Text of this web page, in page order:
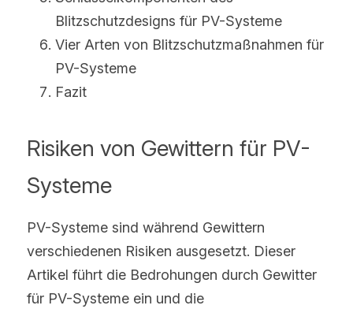
Blitzschutzdesigns für PV-Systeme
Vier Arten von Blitzschutzmaßnahmen für
PV-Systeme
Fazit
Risiken von Gewittern für PV-
Systeme
PV-Systeme sind während Gewittern
verschiedenen Risiken ausgesetzt. Dieser
Artikel führt die Bedrohungen durch Gewitter
für PV-Systeme ein und die